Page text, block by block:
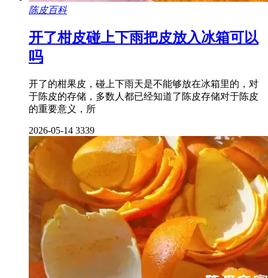
陈皮百科
开了柑皮碰上下雨把皮放入冰箱可以
吗
开了的柑果皮，碰上下雨天是不能够放在冰箱里的，对
于陈皮的存储，多数人都已经知道了陈皮存储对于陈皮
的重要意义，所
2026-05-14 3339